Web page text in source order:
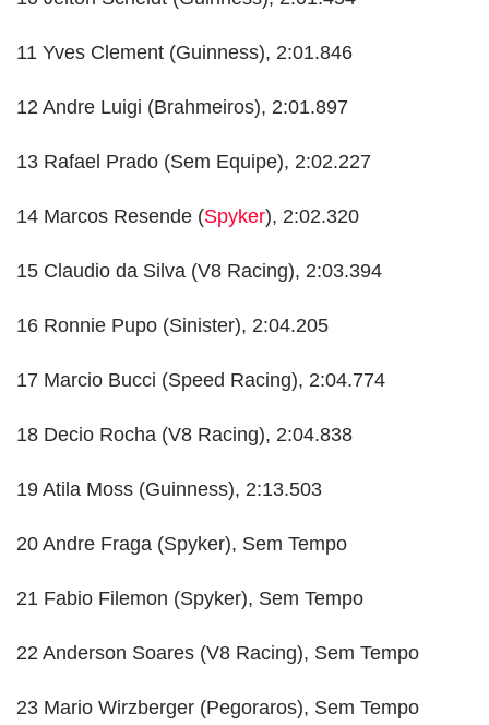
11 Yves Clement (Guinness), 2:01.846
12 Andre Luigi (Brahmeiros), 2:01.897
13 Rafael Prado (Sem Equipe), 2:02.227
14 Marcos Resende (Spyker), 2:02.320
15 Claudio da Silva (V8 Racing), 2:03.394
16 Ronnie Pupo (Sinister), 2:04.205
17 Marcio Bucci (Speed Racing), 2:04.774
18 Decio Rocha (V8 Racing), 2:04.838
19 Atila Moss (Guinness), 2:13.503
20 Andre Fraga (Spyker), Sem Tempo
21 Fabio Filemon (Spyker), Sem Tempo
22 Anderson Soares (V8 Racing), Sem Tempo
23 Mario Wirzberger (Pegoraros), Sem Tempo